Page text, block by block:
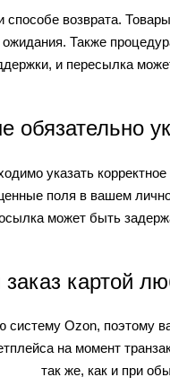
возврата.
Также
и пересылка
обязательно
указать
поля в вашем
может быть
картой
Ozon, поэтому
на момент
так же, как и при